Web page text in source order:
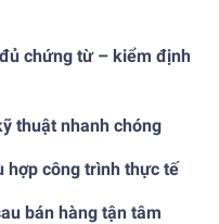
chứng từ – kiểm định
thuật nhanh chóng
hợp công trình thực tế
bán hàng tận tâm